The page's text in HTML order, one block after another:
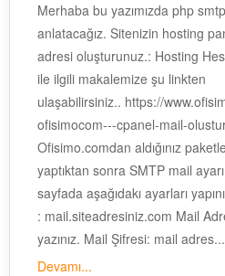
Merhaba bu yazımızda php
anlatacağız. Sitenizin hosting
adresi oluşturunuz.: Hosting
ile ilgili makalemize şu linkten
ulaşabilirsiniz.. https://
ofisimocom---cpanel-mail-
Ofisimo.comdan aldığınız
yaptıktan sonra SMTP mail ayarı
sayfada aşağıdakı ayarları
: mail.siteadresiniz.com Mail
yazınız. Mail Şifresi: mail adres...
Devamı...